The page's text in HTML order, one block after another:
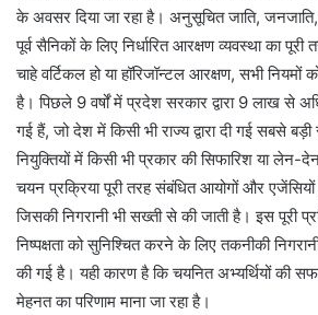
के अवसर दिया जा रहा है। अनुसूचित जाति, जनजाति,
पूर्व सैनिकों के लिए निर्धारित आरक्षण व्यवस्था का पूरी
चाहे वर्टिकल हो या हॉरिजॉन्टल आरक्षण, सभी नियमों
है। पिछले 9 वर्षों में प्रदेश सरकार द्वारा 9 लाख से
गई हैं, जो देश में किसी भी राज्य द्वारा दी गई सबसे
नियुक्तियों में किसी भी प्रकार की सिफारिश या लेन-
चयन प्रक्रिया पूरी तरह संबंधित आयोगों और एजेंसियों
जिसकी निगरानी भी सख्ती से की जाती है। इस पूरी
निष्पक्षता को सुनिश्चित करने के लिए तकनीकी
की गई है। यही कारण है कि चयनित अभ्यर्थियों की
मेहनत का परिणाम माना जा रहा है।